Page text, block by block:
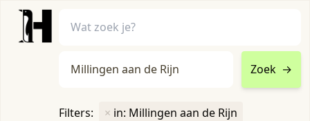
Zoek →
Filters: × in: Millingen aan de Rijn